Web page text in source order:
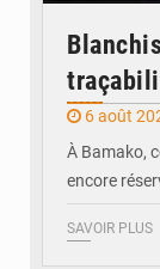
6 août
À Bamako,
encore
SAVOIR PLUS